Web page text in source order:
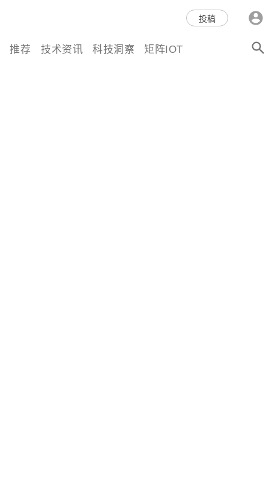
科技互联网,科技,资讯,动态,洞
察,量子,计算,AI,人工智能,机器
投稿
推荐 技术资讯 科技洞察 矩阵IOT